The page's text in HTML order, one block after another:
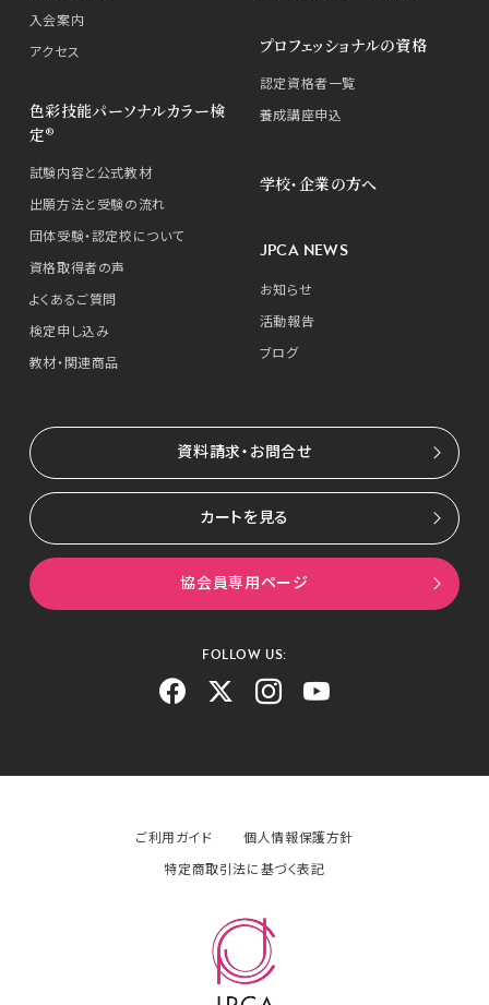
入会案内
アクセス
色彩技能パーソナルカラー検
定®
試験内容と公式教材
出願方法と受験の流れ
団体受験・認定校について
資格取得者の声
よくあるご質問
検定申し込み
教材・関連商品
プロフェッショナルの資格
認定資格者一覧
養成講座申込
学校・企業の方へ
JPCA NEWS
お知らせ
活動報告
ブログ
資料請求・お問合せ
カートを見る
協会員専用ページ
FOLLOW US:
ご利用ガイド
個人情報保護方針
特定商取引法に基づく表記